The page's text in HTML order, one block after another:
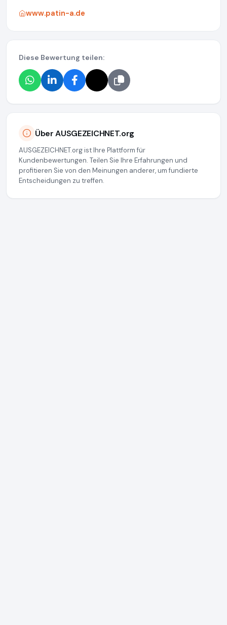
www.patin-a.de
Diese Bewertung teilen:
Über AUSGEZEICHNET.org
AUSGEZEICHNET.org ist Ihre Plattform für
Kundenbewertungen. Teilen Sie Ihre Erfahrungen und
profitieren Sie von den Meinungen anderer, um fundierte
Entscheidungen zu treffen.